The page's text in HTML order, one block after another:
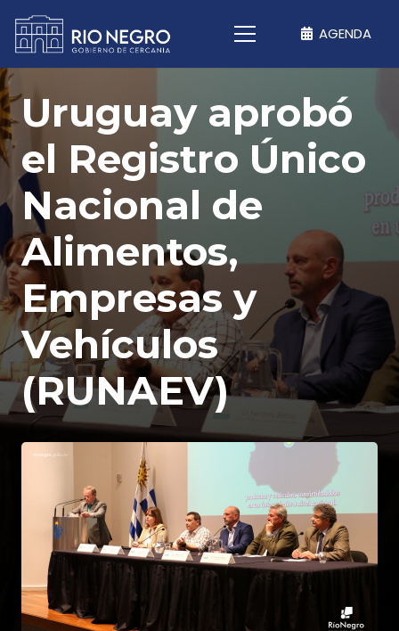
AGENDA
Uruguay aprobó
el Registro Único
Nacional de
Alimentos,
Empresas y
Vehículos
(RUNAEV)